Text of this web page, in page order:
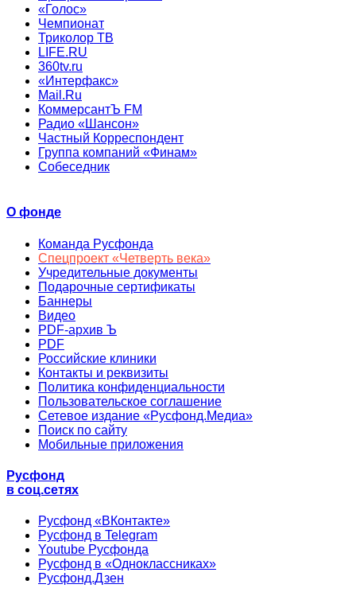
«Голос»
Чемпионат
Триколор ТВ
LIFE.RU
360tv.ru
«Интерфакс»
Mail.Ru
КоммерсантЪ FM
Радио «Шансон»
Частный Корреспондент
Группа компаний «Финам»
Собеседник
О фонде
Команда Русфонда
Спецпроект «Четверть века»
Учредительные документы
Подарочные сертификаты
Баннеры
Видео
PDF-архив Ъ
PDF
Российские клиники
Контакты и реквизиты
Политика конфиденциальности
Пользовательское соглашение
Сетевое издание «Русфонд.Медиа»
Поиск по сайту
Мобильные приложения
Русфонд
в соц.сетях
Русфонд «ВКонтакте»
Русфонд в Telegram
Youtube Русфонда
Русфонд в «Одноклассниках»
Русфонд.Дзен